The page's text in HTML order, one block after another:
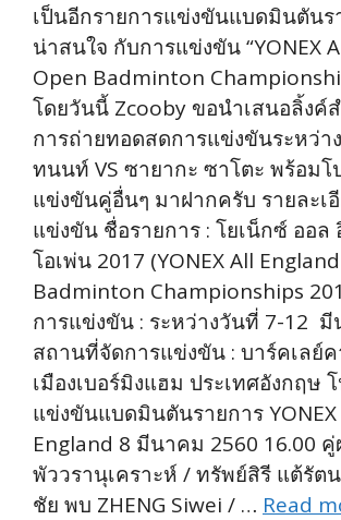
เป็นอีกรายการแข่งขันแบดมินตันร
น่าสนใจ กับการแข่งขัน “YONEX
Open Badminton
โดยวันนี้ Zcooby ขอนำเสนอลิ้งค์
การถ่ายทอดสดการแข่งขันระหว่า
ทนนท์ VS ซายากะ ซาโตะ พร้อมโ
แข่งขันคู่อื่นๆ มาฝากครับ รายละเ
แข่งขัน ชื่อรายการ : โยเน็กซ์ ออล
โอเพ่น 2017 (YONEX All
Badminton Championships
การแข่งขัน : ระหว่างวันที่ 7-12
สถานที่จัดการแข่งขัน : บาร์คเลย์
เมืองเบอร์มิงแฮม ประเทศอังกฤษ
แข่งขันแบดมินตันรายการ YONEX
England 8 มีนาคม 2560 16.00
พัววรานุเคราะห์ / ทรัพย์สิรี แต้รัตน
ชัย พบ ZHENG Siwei / … Read